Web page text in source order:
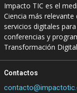
Impacto TIC es el
Ciencia más
servicios digitales
conferencias y
Transformación
Contactos